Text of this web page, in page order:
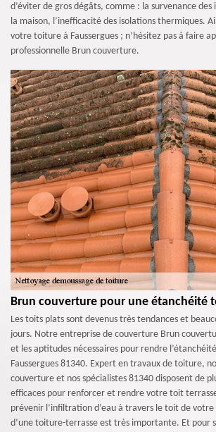
d’éviter de gros dégâts, comme : la survenance des
la maison, l’inefficacité des isolations thermiques.
votre toiture à Faussergues ; n’hésitez pas à faire
professionnelle Brun couverture.
Brun couverture pour une étanchéité
Les toits plats sont devenus très tendances et
jours. Notre entreprise de couverture Brun
et les aptitudes nécessaires pour rendre
Faussergues 81340. Expert en travaux de toiture,
couverture et nos spécialistes 81340 disposent de
efficaces pour renforcer et rendre votre toit
prévenir l’infiltration d’eau à travers le toit de
d’une toiture-terrasse est très importante. Et pour